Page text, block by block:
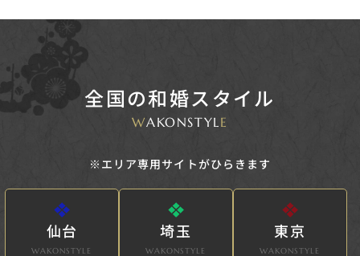
全国の和婚スタイル
WAKONSTYLE
※エリア専用サイトがひらきます
仙台
WAKONSTYLE
埼玉
WAKONSTYLE
東京
WAKONSTYLE